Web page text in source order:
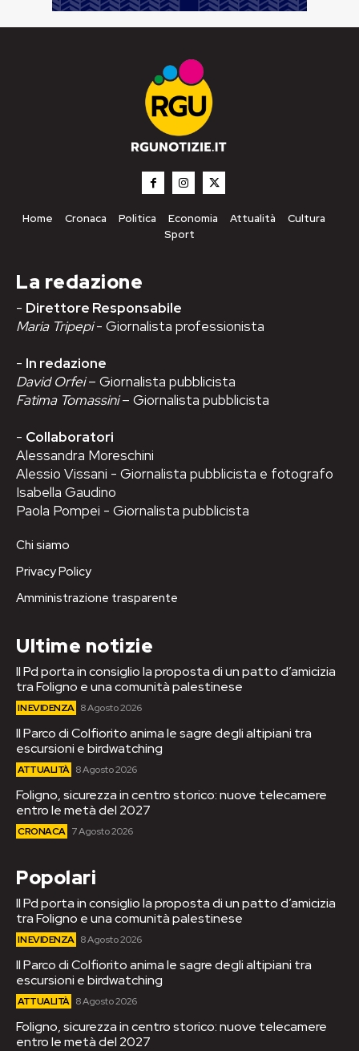
Home Cronaca Politica Economia Attualità
Cultura
Sport
La redazione
- Direttore Responsabile
Maria Tripepi- Giornalista professionista
- In redazione
David Orfei– Giornalista pubblicista
Fatima Tomassini– Giornalista pubblicista
- Collaboratori
Alessandra Moreschini
Alessio Vissani - Giornalista pubblicista e fotografo
Isabella Gaudino
Paola Pompei - Giornalista pubblicista
Chi siamo
Privacy Policy
Amministrazione trasparente
Ultime notizie
Il Pd porta in consiglio la proposta di un patto d’amicizia
tra Foligno e una comunità palestinese
IN EVIDENZA 8 Agosto 2026
Il Parco di Colfiorito anima le sagre degli altipiani tra
escursioni e birdwatching
ATTUALITÀ 8 Agosto 2026
Foligno, sicurezza in centro storico: nuove telecamere
entro le metà del 2027
CRONACA 7 Agosto 2026
Popolari
Il Pd porta in consiglio la proposta di un patto d’amicizia
tra Foligno e una comunità palestinese
IN EVIDENZA 8 Agosto 2026
Il Parco di Colfiorito anima le sagre degli altipiani tra
escursioni e birdwatching
ATTUALITÀ 8 Agosto 2026
Foligno, sicurezza in centro storico: nuove telecamere
entro le metà del 2027